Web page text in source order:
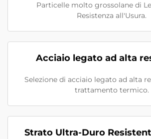
Particelle molto grossolane di
Resistenza all'Usura.
Acciaio legato ad alta
Selezione di acciaio legato ad alta
trattamento termico.
Strato Ultra-Duro